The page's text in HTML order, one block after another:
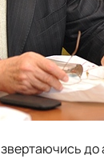
звертаючись до